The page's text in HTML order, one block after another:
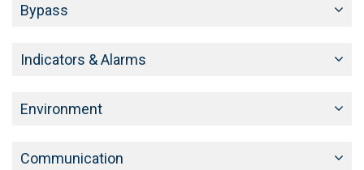
Bypass
Indicators & Alarms
Environment
Communication